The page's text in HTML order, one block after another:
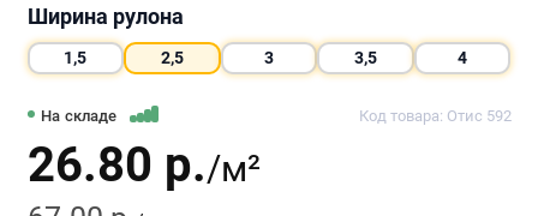
На складе Код товара: Отис 592
26.80 р./м²
Ширина рулона
1,5 2,5 3 3,5 4